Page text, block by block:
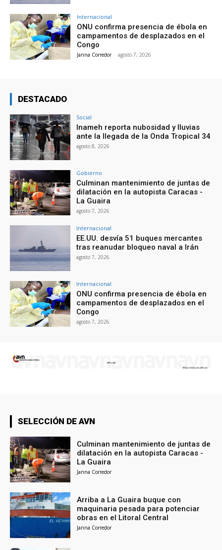
Internacional
ONU confirma presencia de ébola en
campamentos de desplazados en el
Congo
Janna Corredor - agosto 7, 2026
DESTACADO
Social
Inameh reporta nubosidad y lluvias
ante la llegada de la Onda Tropical 34
agosto 8, 2026
Gobierno
Culminan mantenimiento de juntas de
dilatación en la autopista Caracas -
La Guaira
agosto 7, 2026
Internacional
EE.UU. desvía 51 buques mercantes
tras reanudar bloqueo naval a Irán
agosto 7, 2026
Internacional
ONU confirma presencia de ébola en
campamentos de desplazados en el
Congo
agosto 7, 2026
SELECCIÓN DE AVN
Culminan mantenimiento de juntas de
dilatación en la autopista Caracas -
La Guaira
Janna Corredor
Arriba a La Guaira buque con
maquinaria pesada para potenciar
obras en el Litoral Central
Janna Corredor